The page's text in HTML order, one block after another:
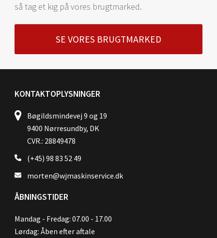
så tag et kig på vores brugtmarked.
SE VORES BRUGTMARKED
KONTAKTOPLYSNINGER
Bøgildsmindevej 9 og 19
9400 Nørresundby, DK
CVR.: 28849478
(+45) 98 83 52 49
morten@wjmaskinservice.dk
ÅBNINGSTIDER
Mandag - Fredag: 07.00 - 17.00
Lørdag: Åben efter aftale